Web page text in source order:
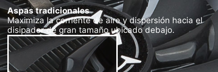
Aspas tradicionales
Maximiza la corriente de aire y dispersión hacia el
disipador de gran tamaño ubicado debajo.